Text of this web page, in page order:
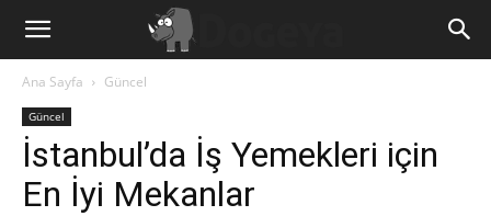
Ana Sayfa Güncel
Güncel
İstanbul’da İş Yemekleri için
En İyi Mekanlar